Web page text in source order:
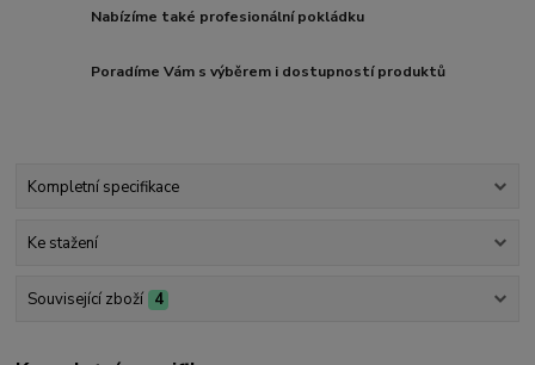
Nabízíme také profesionální pokládku
Poradíme Vám s výběrem i dostupností produktů
Kompletní specifikace
Ke stažení
Související zboží 4